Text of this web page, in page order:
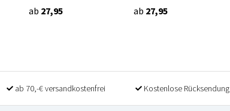
ab 27,95 ab 27,95
ab 70,-€ versandkostenfrei Kostenlose Rücksendung